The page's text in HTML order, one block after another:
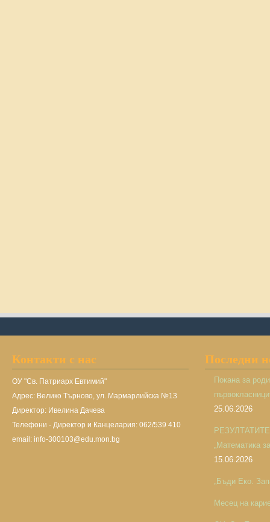
Контакти с нас
ОУ "Св. Патриарх Евтимий"
Адрес: Велико Търново, ул. Мармарлийска №13
Директор: Ивелина Дачева
Телефони - Директор и Канцелария: 062/539 410
email: info-300103@edu.mon.bg
Последни
Покана за
25.06.2026
РЕЗУЛТАТИТЕ
„Математика
15.06.2026
„Бъди Еко.
Месец на